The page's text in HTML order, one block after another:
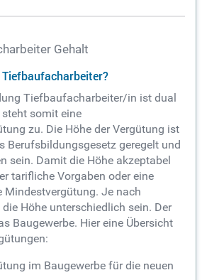
Gehalt
Tiefbaufacharbeiter/in ist dual
somit eine
zu. Die Höhe der Vergütung ist
Berufsbildungsgesetz geregelt und
sein. Damit die Höhe akzeptabel
tarifliche Vorgaben oder eine
Mindestvergütung. Je nach
Höhe unterschiedlich sein. Der
Baugewerbe. Hier eine Übersicht
im Baugewerbe für die neuen